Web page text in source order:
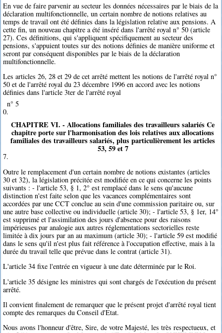
En vue de faire parvenir au secteur les données nécessaires par le biais de la
déclaration multifonctionnelle, un certain nombre de notions relatives au
temps de travail ont été définies dans la législation relative aux pensions. A
cette fin, un nouveau chapitre a été inséré dans l'arrêté royal n° 50 (article
27). Ces définitions, qui s'appliquent spécifiquement au secteur des
pensions, s'appuient toutes sur des notions définies de manière uniforme et
seront par conséquent disponibles par le biais de la déclaration
multifonctionnelle.
Les articles 26, 28 et 29 de cet arrêté mettent les notions de l'arrêté royal n°
50 et de l'arrêté royal du 23 décembre 1996 en accord avec les notions
définies dans l'article 3ter de l'arrêté royal
n° 5
0.
CHAPITRE VI. - Allocations familiales des travailleurs salariés Ce
chapitre porte sur l'harmonisation des lois relatives aux allocations
familiales des travailleurs salariés, plus particulièrement les articles
53, 59 et 7
7.
Outre le remplacement d'un certain nombre de notions existantes (articles
30 et 32), la législation précitée est modifiée en ce qui concerne les points
suivants : - l'article 53, § 1, 2° est remplacé dans le sens qu'aucune
distinction n'est faite selon que les vacances complémentaires sont
accordées par une CCT conclue au sein d'une commission paritaire ou, sur
une autre base collective ou individuelle (article 30); - l'article 53, § 1er, 14°
est supprimé et l'assimilation des jours d'absence pour des raisons
impérieuses par analogie aux autres réglementations sectorielles reste
limitée à dix jours par an au maximum (article 30); - l'article 59 est modifié
dans le sens qu'il n'est plus fait référence à l'occupation effective, mais à la
durée du travail telle que prévue dans le contrat (article 31).
L'article 34 fixe l'entrée en vigueur à une date déterminée par le Roi.
L'article 35 désigne les ministres qui sont chargés de l'exécution du présent
arrêté.
Il convient finalement de remarquer que le présent projet d'arrêté royal tient
compte des remarques du Conseil d'Etat.
Nous avons l'honneur d'être, Sire, de votre Majesté, les très respectueux, et